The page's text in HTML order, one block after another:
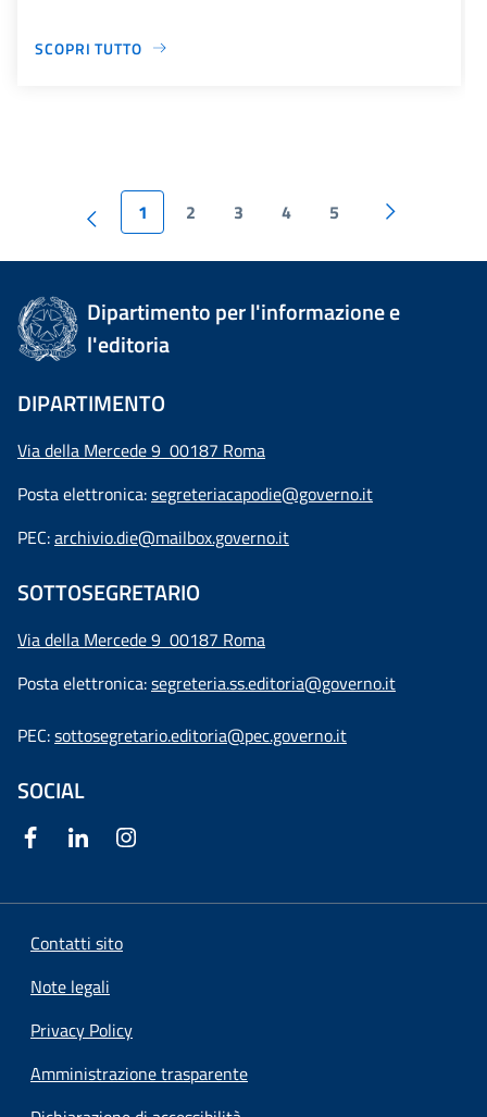
SCOPRI TUTTO
1 2 3 4 5
Dipartimento per l'informazione e
l'editoria
DIPARTIMENTO
Via della Mercede 9 00187 Roma
Posta elettronica:segreteriacapodie@governo.it
PEC:archivio.die@mailbox.governo.it
SOTTOSEGRETARIO
Via della Mercede 9 00187 Roma
Posta elettronica:segreteria.ss.editoria@governo.it
PEC:sottosegretario.editoria@pec.governo.it
SOCIAL
Contatti sito
Note legali
Privacy Policy
Amministrazione trasparente